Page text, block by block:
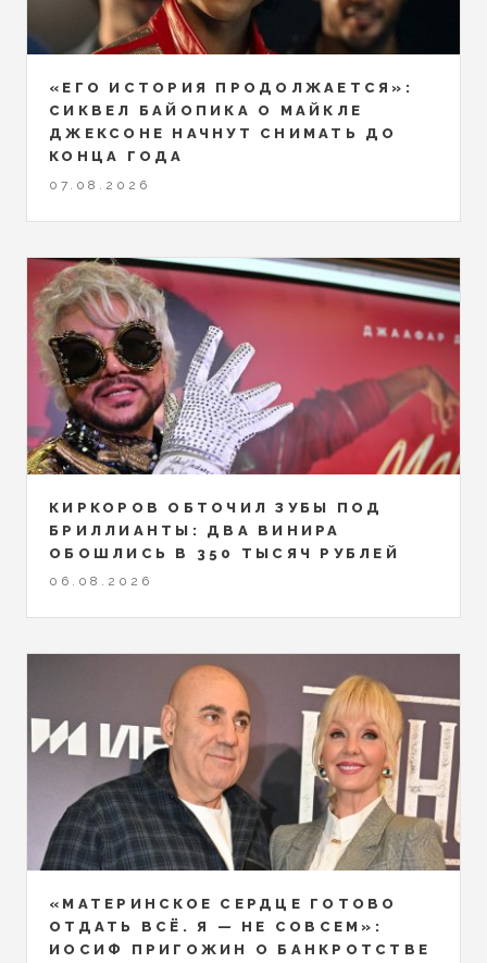
«ЕГО ИСТОРИЯ ПРОДОЛЖАЕТСЯ»:
СИКВЕЛ БАЙОПИКА О МАЙКЛЕ
ДЖЕКСОНЕ НАЧНУТ СНИМАТЬ ДО
КОНЦА ГОДА
07.08.2026
КИРКОРОВ ОБТОЧИЛ ЗУБЫ ПОД
БРИЛЛИАНТЫ: ДВА ВИНИРА
ОБОШЛИСЬ В 350 ТЫСЯЧ РУБЛЕЙ
06.08.2026
«МАТЕРИНСКОЕ СЕРДЦЕ ГОТОВО
ОТДАТЬ ВСЁ. Я — НЕ СОВСЕМ»:
ИОСИФ ПРИГОЖИН О БАНКРОТСТВЕ